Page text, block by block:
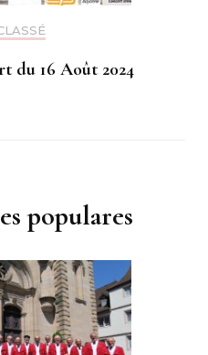
du 16 Août 2024
populares